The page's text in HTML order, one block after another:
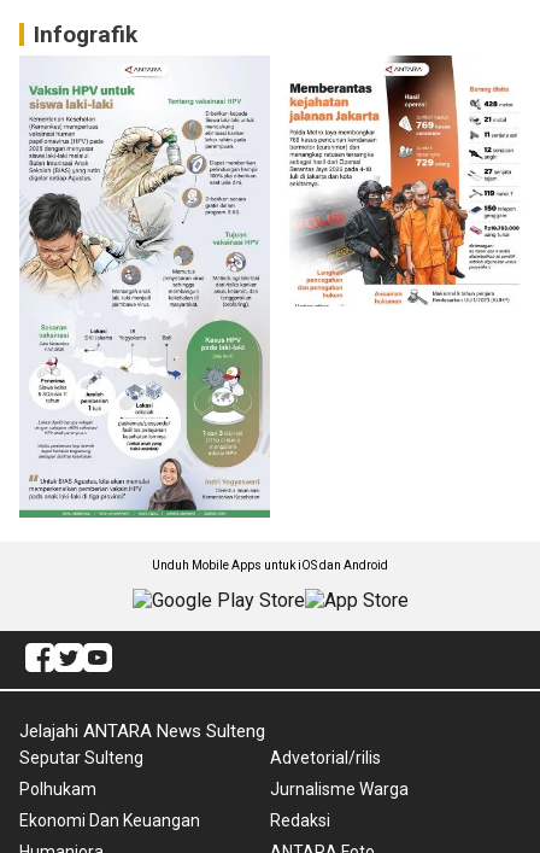
Infografik
Unduh Mobile Apps untuk iOS dan Android
Jelajahi ANTARA News Sulteng
Seputar Sulteng
Polhukam
Ekonomi Dan Keuangan
Advetorial/rilis
Jurnalisme Warga
Redaksi